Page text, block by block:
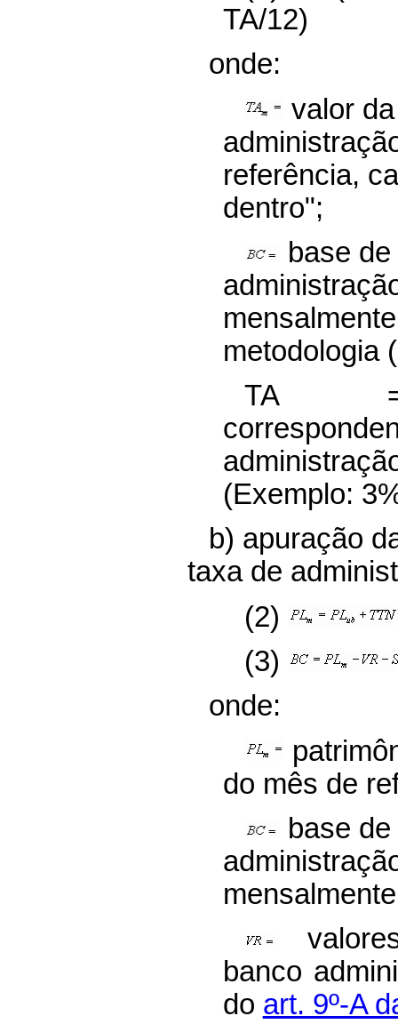
TA/12)
onde:
valor
referência,
dentro";
base
metodologia
TA =
(Exemplo:
b) apuração
taxa de
(2)
(3)
onde:
do mês de
base
banco
do art. 9º-A